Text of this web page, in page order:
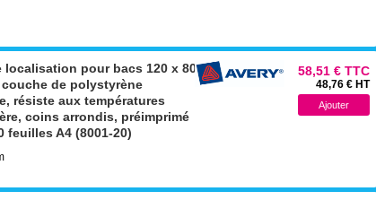
localisation pour bacs 120 x 80
couche de polystyrène
résiste aux températures
coins arrondis, préimprimé
A4 (8001-20)
58,51 € TTC
48,76 € HT